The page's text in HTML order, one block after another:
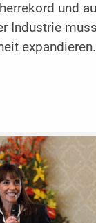
und
Industrie
expandieren.